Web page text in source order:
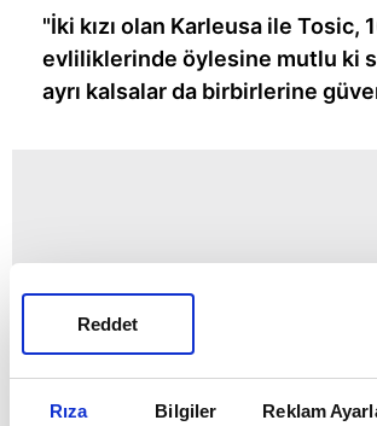
Rıza Bilgiler Reklam
Reddet
"İki kızı olan Karleusa ile Tosic,
evliliklerinde öylesine mutlu ki
ayrı kalsalar da birbirlerine